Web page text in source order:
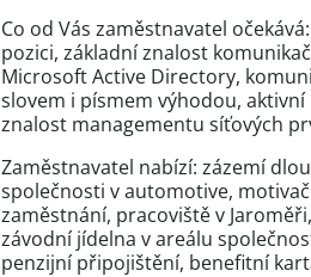
Co od Vás zaměstnavatel
pozici, základní znalost
Microsoft Active Directory,
slovem i písmem výhodou,
znalost managementu síťových
Zaměstnavatel nabízí: zázemí
společnosti v automotive,
zaměstnání, pracoviště v
závodní jídelna v areálu
penzijní připojištění, benefitní